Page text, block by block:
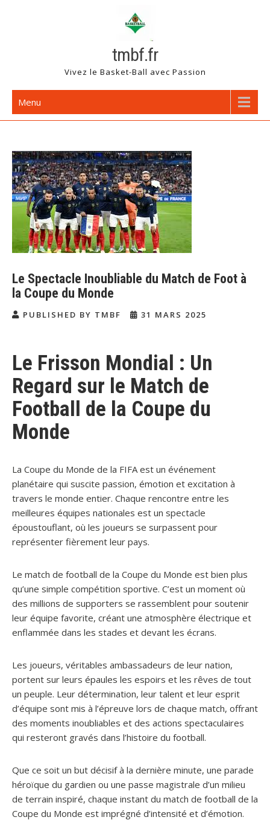
tmbf.fr
Vivez le Basket-Ball avec Passion
Menu
Le Spectacle Inoubliable du Match de Foot à
la Coupe du Monde
PUBLISHED BY TMBF 31 MARS 2025
Le Frisson Mondial : Un
Regard sur le Match de
Football de la Coupe du
Monde
La Coupe du Monde de la FIFA est un événement
planétaire qui suscite passion, émotion et excitation à
travers le monde entier. Chaque rencontre entre les
meilleures équipes nationales est un spectacle
époustouflant, où les joueurs se surpassent pour
représenter fièrement leur pays.
Le match de football de la Coupe du Monde est bien plus
qu’une simple compétition sportive. C’est un moment où
des millions de supporters se rassemblent pour soutenir
leur équipe favorite, créant une atmosphère électrique et
enflammée dans les stades et devant les écrans.
Les joueurs, véritables ambassadeurs de leur nation,
portent sur leurs épaules les espoirs et les rêves de tout
un peuple. Leur détermination, leur talent et leur esprit
d’équipe sont mis à l’épreuve lors de chaque match, offrant
des moments inoubliables et des actions spectaculaires
qui resteront gravés dans l’histoire du football.
Que ce soit un but décisif à la dernière minute, une parade
héroïque du gardien ou une passe magistrale d’un milieu
de terrain inspiré, chaque instant du match de football de la
Coupe du Monde est imprégné d’intensité et d’émotion.